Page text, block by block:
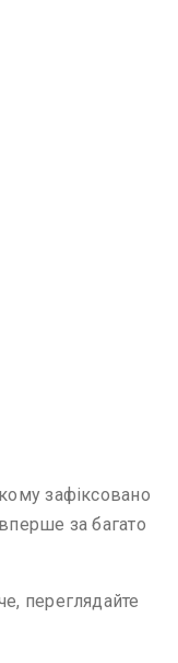
зафіксовано
за багато
переглядайте